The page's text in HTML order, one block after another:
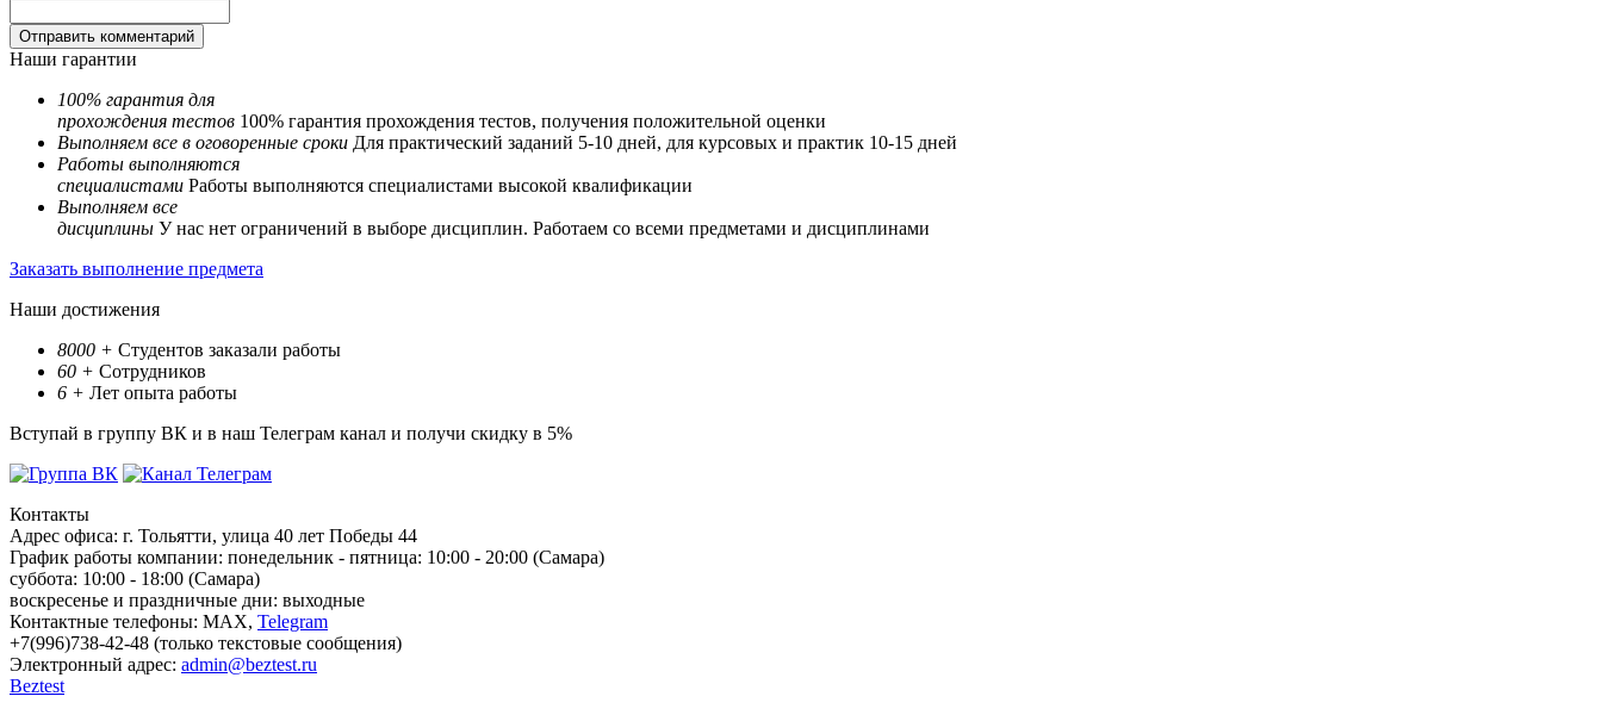
Наши гарантии
100% гарантия для
прохождения тестов 100% гарантия прохождения тестов, получения положительной оценки
Выполняем все в оговоренные сроки Для практический заданий 5-10 дней, для курсовых и практик 10-15 дней
Работы выполняются
специалистами Работы выполняются специалистами высокой квалификации
Выполняем все
дисциплины У нас нет ограничений в выборе дисциплин. Работаем со всеми предметами и дисциплинами
Заказать выполнение предмета
Наши достижения
8000 + Студентов заказали работы
60 + Сотрудников
6 + Лет опыта работы
Вступай в группу ВК и в наш Телеграм канал и получи скидку в 5%
Контакты
Адрес офиса: г. Тольятти, улица 40 лет Победы 44
График работы компании: понедельник - пятница: 10:00 - 20:00 (Самара)
суббота: 10:00 - 18:00 (Самара)
воскресенье и праздничные дни: выходные
Контактные телефоны: МАХ, Telegram
+7(996)738-42-48 (только текстовые сообщения)
Электронный адрес: admin@beztest.ru
Beztest